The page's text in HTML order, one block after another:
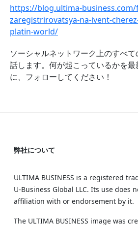
https://blog.ultima-
zaregistrirovatsya-na-ivent-
platin-world/
ソーシャルネットワーク上のすべ
話します。何が起こっているかを
に、フォローしてください！
弊社について
ULTIMA BUSINESS is a registered
U‑Business Global LLC. Its use does
affiliation with or endorsement by it.
The ULTIMA BUSINESS image was